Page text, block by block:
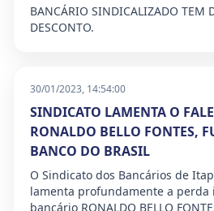
BANCÁRIO SINDICALIZADO TEM
DESCONTO.
30/01/2023, 14:54:00
SINDICATO LAMENTA O
RONALDO BELLO FONTES,
BANCO DO BRASIL
O Sindicato dos Bancários de
lamenta profundamente a perda
bancário RONALDO BELLO